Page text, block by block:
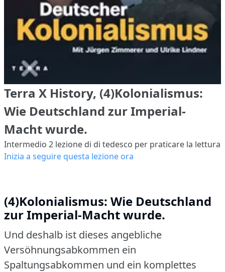
Terra X History, (4)Kolonialismus:
Wie Deutschland zur Imperial-
Macht wurde.
Intermedio 2 lezione di di tedesco per praticare la lettura
Inizia a seguire questa lezione ora
(4)Kolonialismus: Wie Deutschland
zur Imperial-Macht wurde.
Und deshalb ist dieses angebliche
Versöhnungsabkommen ein
Spaltungsabkommen und ein komplettes